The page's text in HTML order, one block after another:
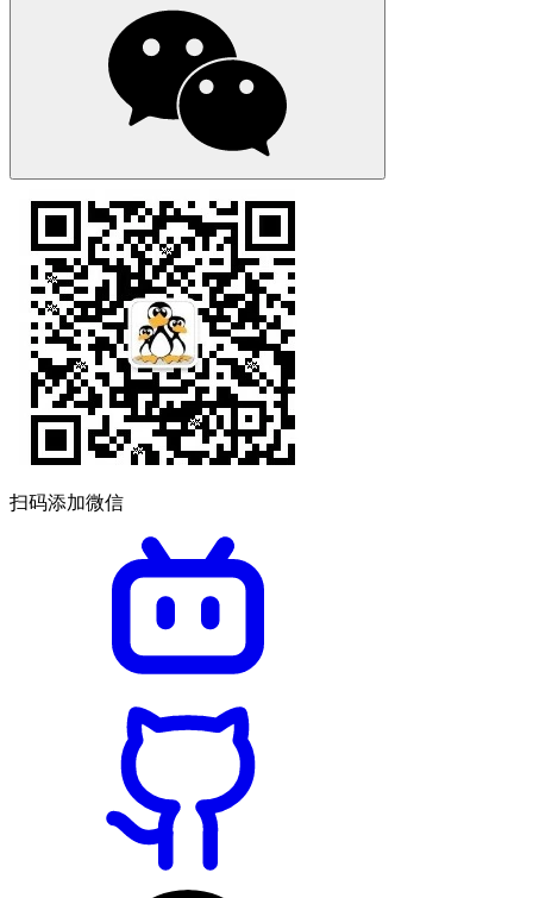
扫码添加微信